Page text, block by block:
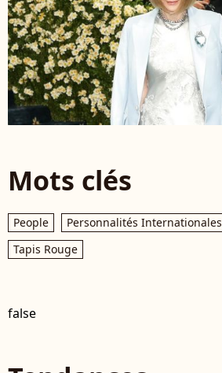
Mots clés
People Personnalités Internationales
Tapis Rouge
false